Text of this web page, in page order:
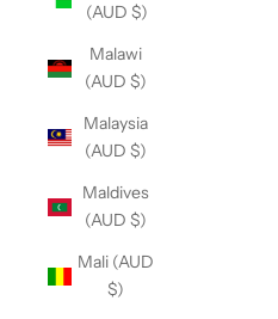
(AUD $)
Malawi
(AUD $)
Malaysia
(AUD $)
Maldives
(AUD $)
Mali (AUD
$)